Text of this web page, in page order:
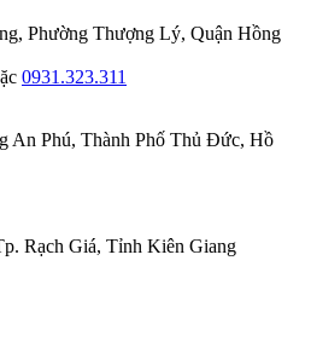
Phường Thượng Lý, Quận Hồng
0931.323.311
An Phú, Thành Phố Thủ Đức, Hồ
Rạch Giá, Tỉnh Kiên Giang